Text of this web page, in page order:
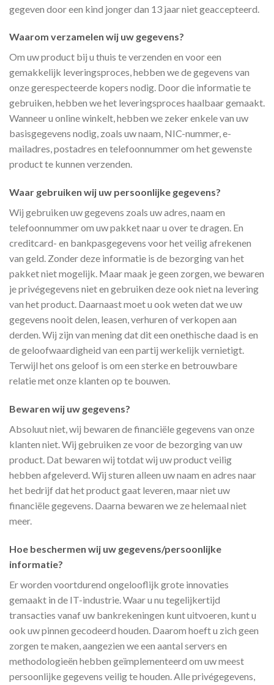
gegeven door een kind jonger dan 13 jaar niet geaccepteerd.
Waarom verzamelen wij uw gegevens?
Om uw product bij u thuis te verzenden en voor een
gemakkelijk leveringsproces, hebben we de gegevens van
onze gerespecteerde kopers nodig. Door die informatie te
gebruiken, hebben we het leveringsproces haalbaar gemaakt.
Wanneer u online winkelt, hebben we zeker enkele van uw
basisgegevens nodig, zoals uw naam, NIC-nummer, e-
mailadres, postadres en telefoonnummer om het gewenste
product te kunnen verzenden.
Waar gebruiken wij uw persoonlijke gegevens?
Wij gebruiken uw gegevens zoals uw adres, naam en
telefoonnummer om uw pakket naar u over te dragen. En
creditcard- en bankpasgegevens voor het veilig afrekenen
van geld. Zonder deze informatie is de bezorging van het
pakket niet mogelijk. Maar maak je geen zorgen, we bewaren
je privégegevens niet en gebruiken deze ook niet na levering
van het product. Daarnaast moet u ook weten dat we uw
gegevens nooit delen, leasen, verhuren of verkopen aan
derden. Wij zijn van mening dat dit een onethische daad is en
de geloofwaardigheid van een partij werkelijk vernietigt.
Terwijl het ons geloof is om een sterke en betrouwbare
relatie met onze klanten op te bouwen.
Bewaren wij uw gegevens?
Absoluut niet, wij bewaren de financiële gegevens van onze
klanten niet. Wij gebruiken ze voor de bezorging van uw
product. Dat bewaren wij totdat wij uw product veilig
hebben afgeleverd. Wij sturen alleen uw naam en adres naar
het bedrijf dat het product gaat leveren, maar niet uw
financiële gegevens. Daarna bewaren we ze helemaal niet
meer.
Hoe beschermen wij uw gegevens/persoonlijke
informatie?
Er worden voortdurend ongelooflijk grote innovaties
gemaakt in de IT-industrie. Waar u nu tegelijkertijd
transacties vanaf uw bankrekeningen kunt uitvoeren, kunt u
ook uw pinnen gecodeerd houden. Daarom hoeft u zich geen
zorgen te maken, aangezien we een aantal servers en
methodologieën hebben geïmplementeerd om uw meest
persoonlijke gegevens veilig te houden. Alle privégegevens,